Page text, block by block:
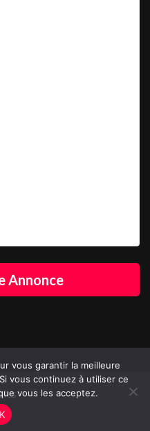
Annonce
vous garantir la meilleure
vous continuez à utiliser ce
vous les acceptez.